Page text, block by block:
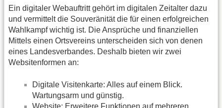
Ein digitaler Webauftritt gehört im digitalen Zeitalter dazu
und vermittelt die Souveränität die für einen erfolgreichen
Wahlkampf wichtig ist. Die Ansprüche und finanziellen
Mittels einen Ortsvereins unterscheiden sich von denen
eines Landesverbandes. Deshalb bieten wir zwei
Websitenformen an:
Digitale Visitenkarte: Alles auf einem Blick.
Wartungsarm und günstig.
Website: Erweitere Funktionen auf mehreren